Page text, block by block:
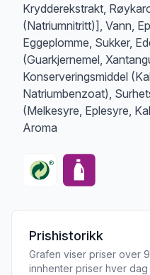
Krydderekstrakt,
(Natriumnitritt)], Vann,
Eggeplomme, Sukker,
(Guarkjernemel,
Konserveringsmiddel
Natriumbenzoat),
(Melkesyre, Eplesyre,
Aroma
Prishistorikk
Grafen viser priser over
innhenter priser hver